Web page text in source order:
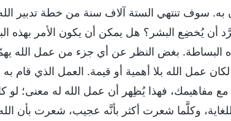
سوف تنتهي الستة آلاف سنة من خطة تدبير الله
أن يُخضِع البشر؟ هل يمكن أن يكون الأمر بهذه
البساطة. بغض النظر عن أي جزء من عمل الله
عمل الله بلا أهمية أو قيمة. العمل الذي قام
مع مفاهيمك، فهذا يُظِهر أن عمل الله له معنى؛ لو
وكلَّما شعرت أكثر بأنَّه عجيب، شعرت بأن